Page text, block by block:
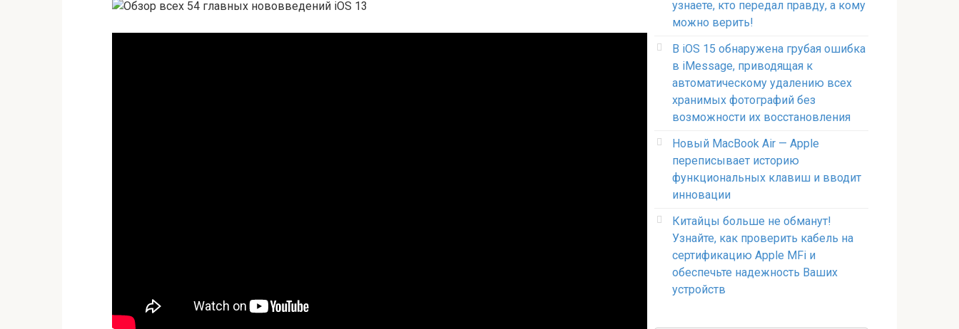
узнаете, кто передал правду, а кому
можно верить!
В iOS 15 обнаружена грубая ошибка
в iMessage, приводящая к
автоматическому удалению всех
хранимых фотографий без
возможности их восстановления
Новый MacBook Air — Apple
переписывает историю
функциональных клавиш и вводит
инновации
Китайцы больше не обманут!
Узнайте, как проверить кабель на
сертификацию Apple MFi и
обеспечьте надежность Ваших
устройств